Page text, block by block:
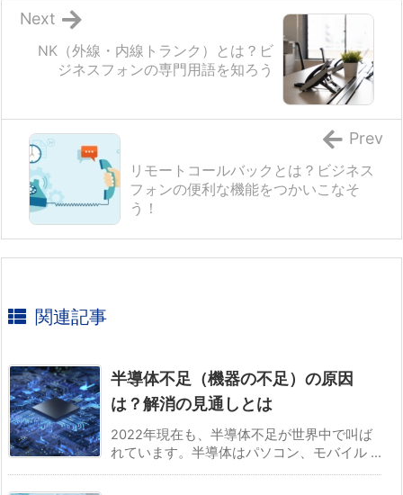
NK（外線・内線トランク）とは？ビ
ジネスフォンの専門用語を知ろう
Next
リモートコールバックとは？ビジネス
フォンの便利な機能をつかいこなそ
う！
Prev
関連記事
半導体不足（機器の不足）の原因
は？解消の見通しとは
2022年現在も、半導体不足が世界中で叫ば
れています。半導体はパソコン、モバイル ...